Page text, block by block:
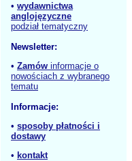
• wydawnictwa
anglojęzyczne
podział tematyczny
Newsletter:
• Zamów informacje o
nowościach z wybranego
tematu
Informacje:
• sposoby płatności i
dostawy
• kontakt